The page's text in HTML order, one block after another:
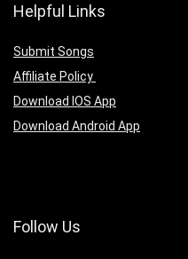
Helpful Links
Submit Songs
Affiliate Policy
Download IOS App
Download Android App
Follow Us